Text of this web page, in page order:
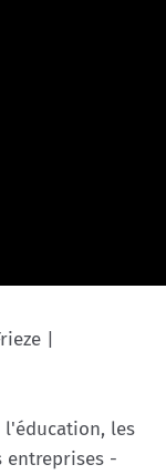
|
l'éducation, les
entreprises -